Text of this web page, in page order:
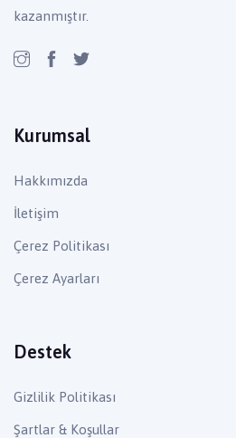
kazanmıştır.
Kurumsal
Hakkımızda
İletişim
Çerez Politikası
Çerez Ayarları
Destek
Gizlilik Politikası
Şartlar & Koşullar